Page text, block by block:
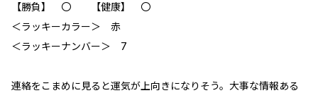
【勝負】 〇 【健康】 〇
＜ラッキーカラー＞ 赤
＜ラッキーナンバー＞ 7
連絡をこまめに見ると運気が上向きになりそう。大事な情報ある